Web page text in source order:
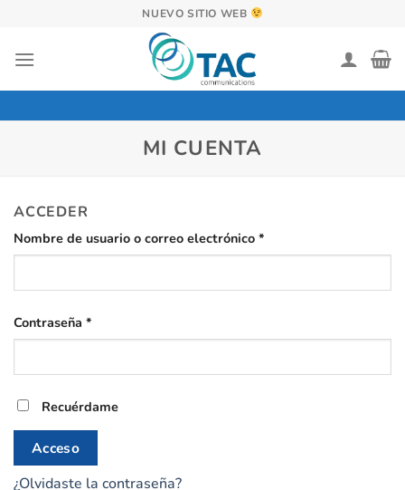
contenido
NUEVO SITIO WEB
MI CUENTA
ACCEDER
Nombre de usuario o correo electrónico *
Contraseña *
Recuérdame
Acceso
¿Olvidaste la contraseña?